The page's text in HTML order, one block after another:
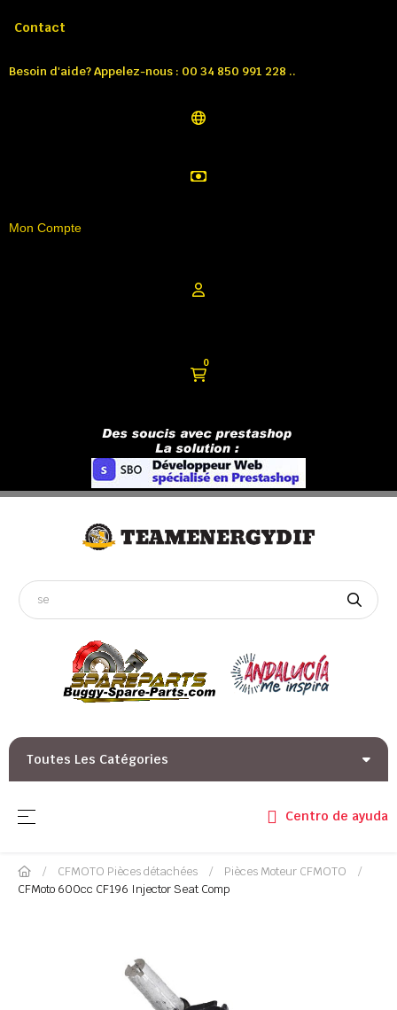
Contact
Besoin d'aide? Appelez-nous : 00 34 850 991 228 ..
Mon Compte
0
Toutes Les Catégories
Basculer la navigation
☰ Centro de ayuda
CFMOTO Pièces détachées
Pièces Moteur CFMOTO
CFMoto 600cc CF196 Injector Seat Comp